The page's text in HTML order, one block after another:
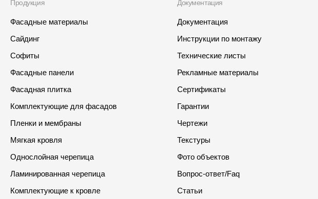
Продукция
Фасадные материалы
Сайдинг
Софиты
Фасадные панели
Фасадная плитка
Комплектующие для фасадов
Пленки и мембраны
Мягкая кровля
Однослойная черепица
Ламинированная черепица
Комплектующие к кровле
Документация
Документация
Инструкции по монтажу
Технические листы
Рекламные материалы
Сертификаты
Гарантии
Чертежи
Текстуры
Фото объектов
Вопрос-ответ/Faq
Статьи